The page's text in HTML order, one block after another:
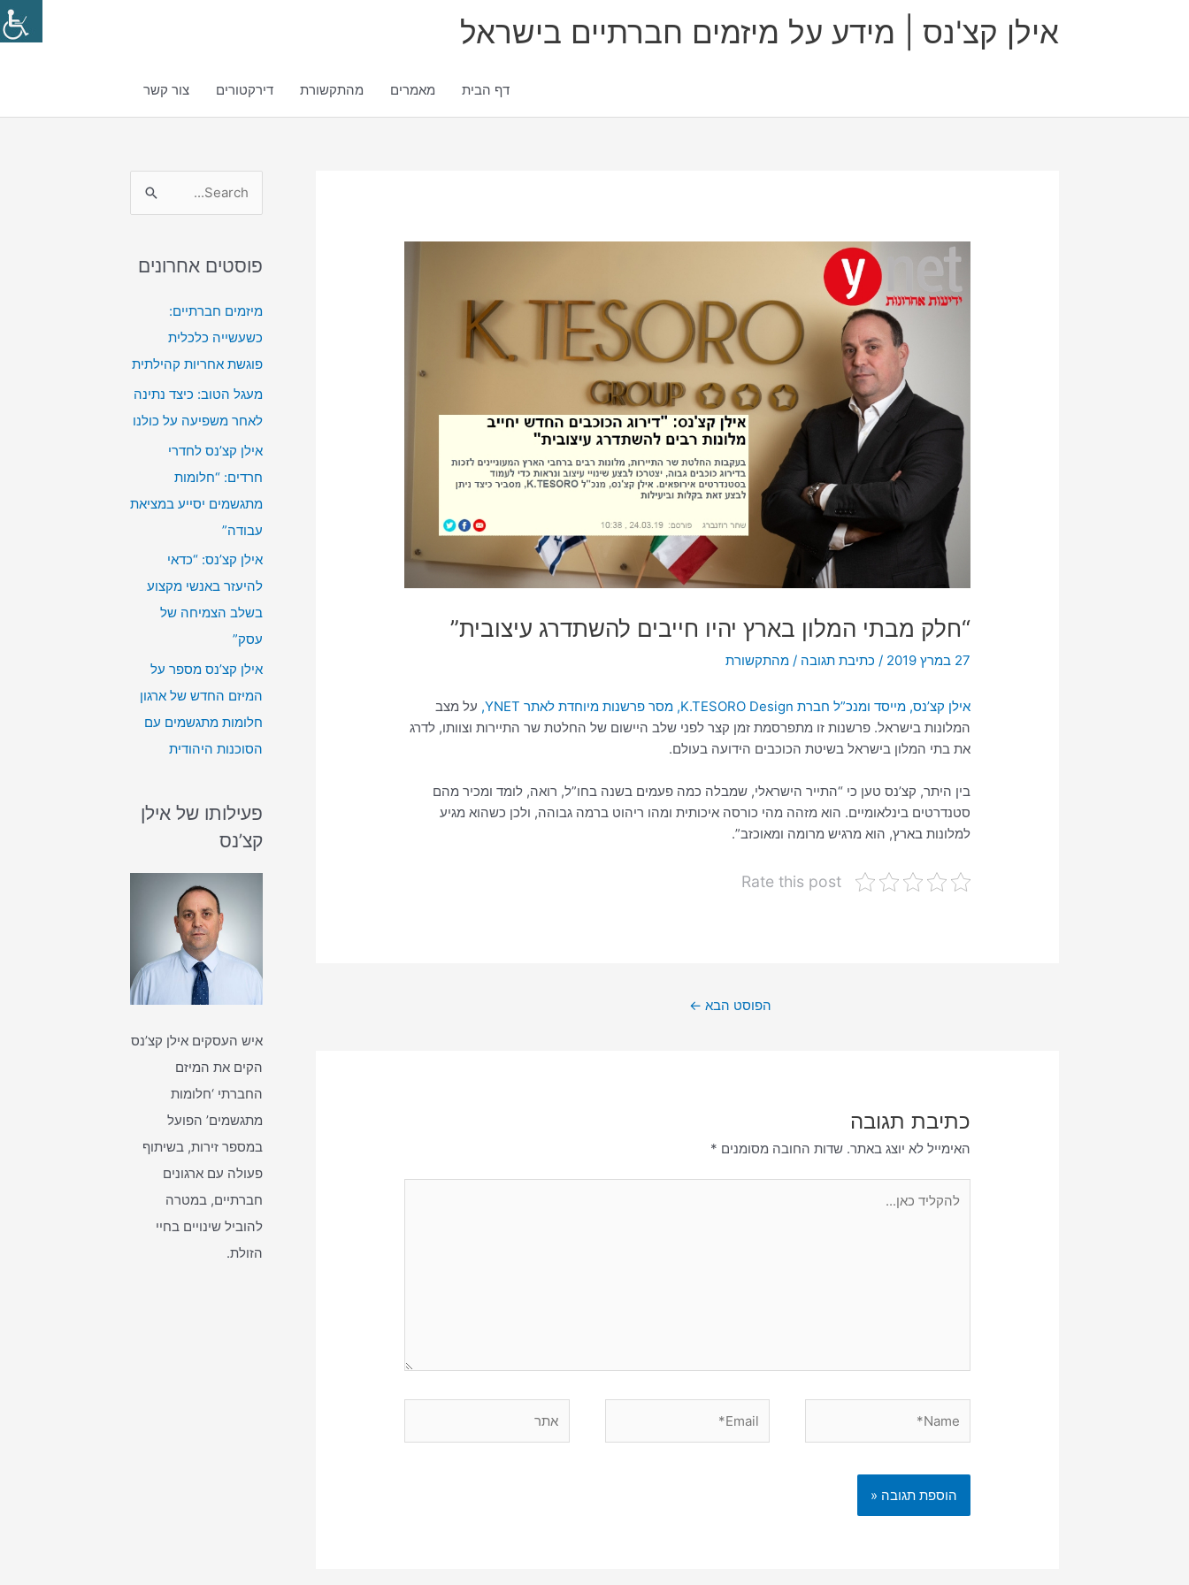
אילן קצ'נס | מידע על מיזמים חברתיים בישראל
דף הבית מאמרים מהתקשורת דירקטורים צור קשר
“חלק מבתי המלון בארץ יהיו חייבים להשתדרג עיצובית”
27 במרץ 2019 / כתיבת תגובה /מהתקשורת
אילן קצ’נס, מייסד ומנכ”ל חברת K.TESORO Design, מסר פרשנות מיוחדת לאתר YNET,
על מצב
המלונות בישראל. פרשנות זו מתפרסמת זמן קצר לפני שלב היישום של החלטת שר התיירות וצוותו, לדרג
את בתי המלון בישראל בשיטת הכוכבים הידועה בעולם.
בין היתר, קצ’נס טען כי “התייר הישראלי, שמבלה כמה פעמים בשנה בחו”ל, רואה, לומד ומכיר מהם
סטנדרטים בינלאומיים. הוא מזהה מהי כורסה איכותית ומהו ריהוט ברמה גבוהה, ולכן כשהוא מגיע
למלונות בארץ, הוא מרגיש מרומה ומאוכזב”.
Rate this post
הפוסט הבא ←
כתיבת תגובה
האימייל לא יוצג באתר. שדות החובה מסומנים *
כאן...
rפוסטים אחרונים
מיזמים חברתיים:
כשעשייה כלכלית
פוגשת אחריות קהילתית
מעגל הטוב: כיצד נתינה
לאחר משפיעה על כולנו
אילן קצ’נס לחדרי
חרדים: “חלומות
מתגשמים יסייע במציאת
עבודה”
אילן קצ’נס: “כדאי
להיעזר באנשי מקצוע
בשלב הצמיחה של
עסק”
אילן קצ’נס מספר על
המיזם החדש של ארגון
חלומות מתגשמים עם
הסוכנות היהודית
פעילותו של אילן
קצ’נס
איש העסקים אילן קצ’נס
הקים את המיזם
החברתי ‘חלומות
מתגשמים’ הפועל
במספר זירות, בשיתוף
פעולה עם ארגונים
חברתיים, במטרה
להוביל שינויים בחיי
הזולת.